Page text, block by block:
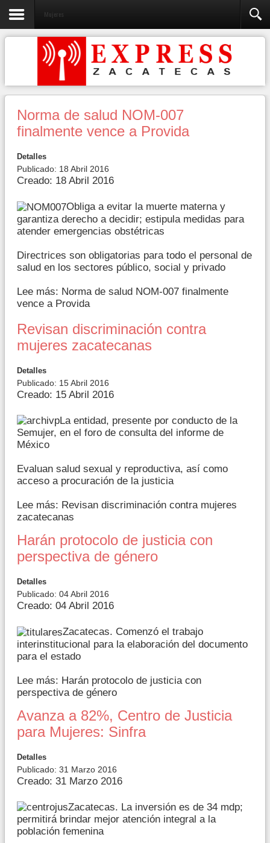
Mujeres
Norma de salud NOM-007
finalmente vence a Provida
Detalles
Publicado: 18 Abril 2016
Creado: 18 Abril 2016
Obliga a evitar la muerte materna y
garantiza derecho a decidir; estipula medidas para
atender emergencias obstétricas
Directrices son obligatorias para todo el personal de
salud en los sectores público, social y privado
Lee más: Norma de salud NOM-007 finalmente
vence a Provida
Revisan discriminación contra
mujeres zacatecanas
Detalles
Publicado: 15 Abril 2016
Creado: 15 Abril 2016
La entidad, presente por conducto de la
Semujer, en el foro de consulta del informe de
México
Evaluan salud sexual y reproductiva, así como
acceso a procuración de la justicia
Lee más: Revisan discriminación contra mujeres
zacatecanas
Harán protocolo de justicia con
perspectiva de género
Detalles
Publicado: 04 Abril 2016
Creado: 04 Abril 2016
Zacatecas. Comenzó el trabajo
interinstitucional para la elaboración del documento
para el estado
Lee más: Harán protocolo de justicia con
perspectiva de género
Avanza a 82%, Centro de Justicia
para Mujeres: Sinfra
Detalles
Publicado: 31 Marzo 2016
Creado: 31 Marzo 2016
Zacatecas. La inversión es de 34 mdp;
permitirá brindar mejor atención integral a la
población femenina